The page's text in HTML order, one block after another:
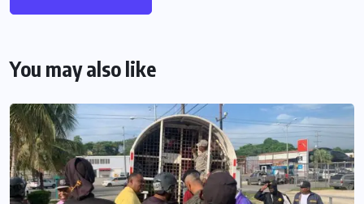
You may also like